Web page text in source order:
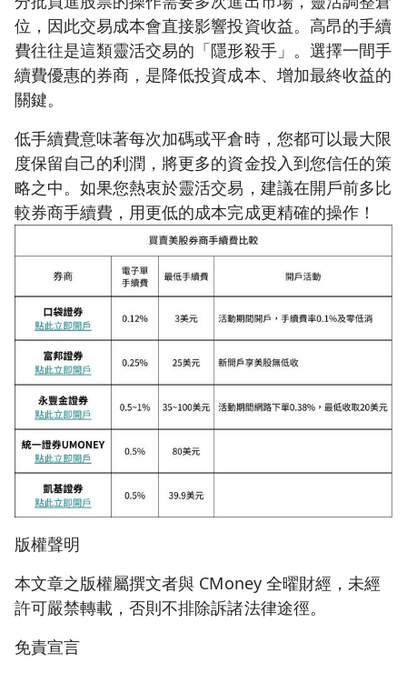
位，因此交易成本會直接影響投資收益。高昂的手續
費往往是這類靈活交易的「隱形殺手」。選擇一間手
續費優惠的券商，是降低投資成本、增加最終收益的
關鍵。
低手續費意味著每次加碼或平倉時，您都可以最大限
度保留自己的利潤，將更多的資金投入到您信任的策
略之中。如果您熱衷於靈活交易，建議在開戶前多比
較券商手續費，用更低的成本完成更精確的操作！
版權聲明
本文章之版權屬撰文者與 CMoney 全曜財經，未經
許可嚴禁轉載，否則不排除訴諸法律途徑。
免責宣言